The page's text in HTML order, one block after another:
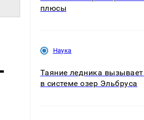
плюсы
Наука
Таяние ледника
в системе озер Эльбруса